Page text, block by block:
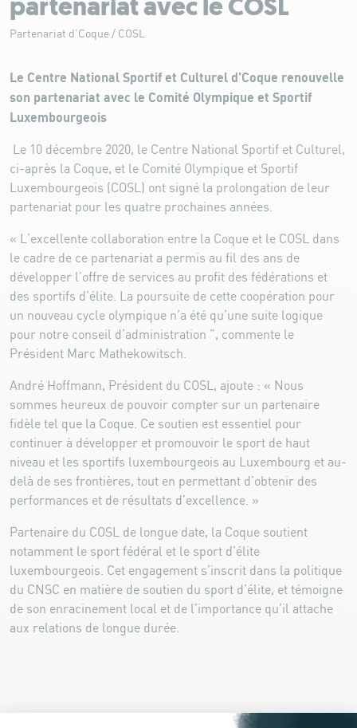
partenariat avec le COSL
Partenariat d'Coque / COSL
Le Centre National Sportif et Culturel d’Coque renouvelle
son partenariat avec le Comité Olympique et Sportif
Luxembourgeois
Le 10 décembre 2020, le Centre National Sportif et Culturel,
ci-après la Coque, et le Comité Olympique et Sportif
Luxembourgeois (COSL) ont signé la prolongation de leur
partenariat pour les quatre prochaines années.
« L’excellente collaboration entre la Coque et le COSL dans
le cadre de ce partenariat a permis au fil des ans de
développer l’offre de services au profit des fédérations et
des sportifs d’élite. La poursuite de cette coopération pour
un nouveau cycle olympique n’a été qu’une suite logique
pour notre conseil d’administration ”, commente le
Président Marc Mathekowitsch.
André Hoffmann, Président du COSL, ajoute : « Nous
sommes heureux de pouvoir compter sur un partenaire
fidèle tel que la Coque. Ce soutien est essentiel pour
continuer à développer et promouvoir le sport de haut
niveau et les sportifs luxembourgeois au Luxembourg et au-
delà de ses frontières, tout en permettant d’obtenir des
performances et de résultats d’excellence. »
Partenaire du COSL de longue date, la Coque soutient
notamment le sport fédéral et le sport d’élite
luxembourgeois. Cet engagement s’inscrit dans la politique
du CNSC en matière de soutien du sport d’élite, et témoigne
de son enracinement local et de l’importance qu’il attache
aux relations de longue durée.